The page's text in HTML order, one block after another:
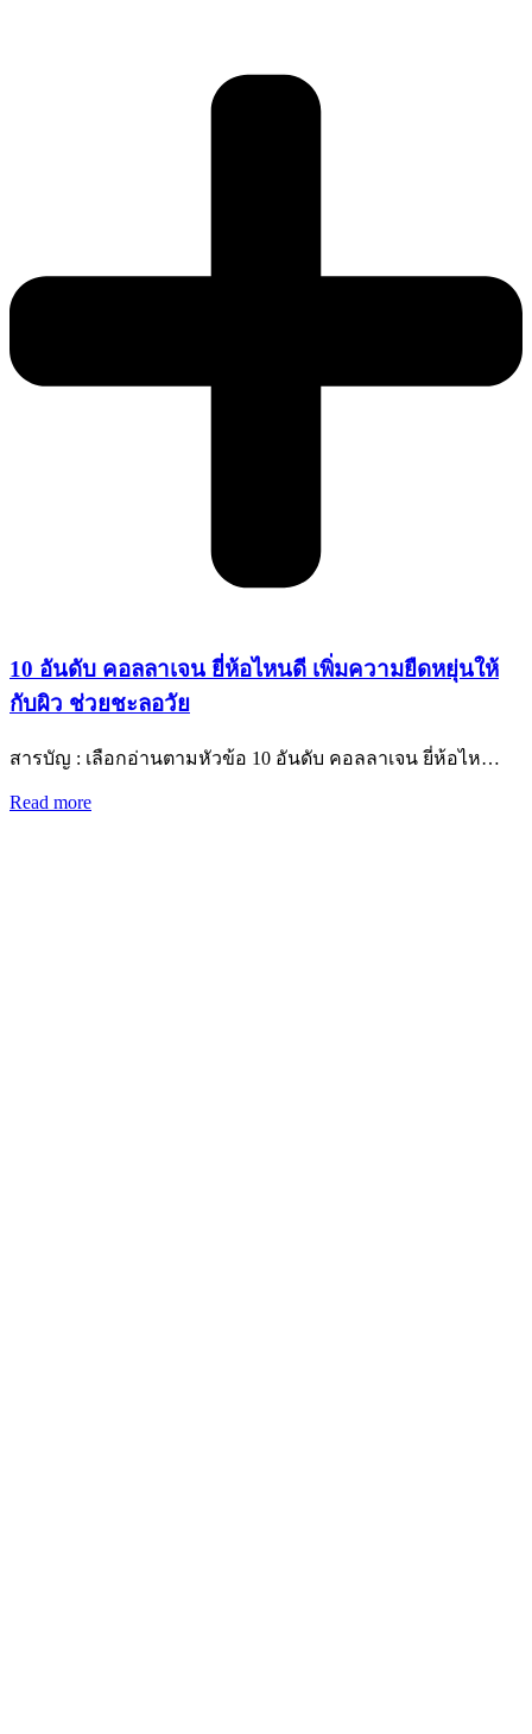
10 อันดับ คอลลาเจน ยี่ห้อไหนดี เพิ่มความยืดหยุ่นให้
กับผิว ช่วยชะลอวัย
สารบัญ : เลือกอ่านตามหัวข้อ 10 อันดับ คอลลาเจน ยี่ห้อไห…
Read more